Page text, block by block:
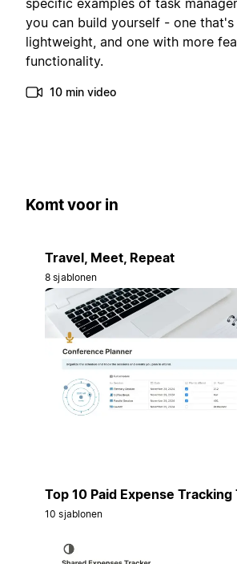
specific examples of task
you can build yourself - one that's
lightweight, and one with more
functionality.
10 min video
Komt voor in
Travel, Meet, Repeat
8 sjablonen
Top 10 Paid Expense
10 sjablonen